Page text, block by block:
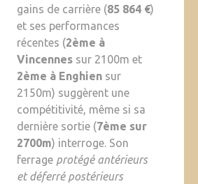
gains de carrière (85 864 €)
et ses performances
récentes (2ème à
Vincennessur 2100m et
2ème à Enghiensur
2150m) suggèrent une
compétitivité, même si sa
dernière sortie (7ème sur
2700m) interroge. Son
ferrage protégé antérieurs
et déferré postérieurs